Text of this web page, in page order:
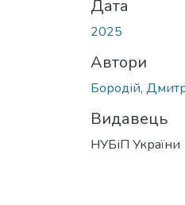
Дата
2025
Автори
Бородій,
Видавець
НУБіП України